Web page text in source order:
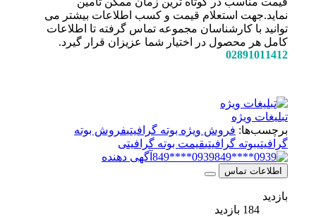
نماید.جهت استعلام قیمت و کسب اطلاعات بیشتر می
توانید با کارشناسان مجموعه تماس گرفته تا اطلاعات
کامل هر محصول در اختیار شما عزیزان قرار گیرد.
02891011412
تبلیغات ویژه
برچسب‌ها:فروش ویژه بوته گرافیتیفروش بوته
گرافیتیبوته گرافیتیقیمت بوته گرافیتی
0939****849
آگهی دهنده
اطلاعات تماس